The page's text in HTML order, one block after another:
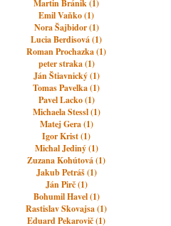
Martin Bránik (1)
Emil Vaňko (1)
Nora Šajbidor (1)
Lucia Berdisová (1)
Roman Prochazka (1)
peter straka (1)
Ján Štiavnický (1)
Tomas Pavelka (1)
Pavel Lacko (1)
Michaela Stessl (1)
Matej Gera (1)
Igor Krist (1)
Michal Jediný (1)
Zuzana Kohútová (1)
Jakub Petráš (1)
Ján Pirč (1)
Bohumil Havel (1)
Rastislav Skovajsa (1)
Eduard Pekarovič (1)